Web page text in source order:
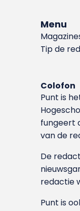
Menu
Tip de
Colofon
Punt is
fungeert
van de
De
redactie
Punt is